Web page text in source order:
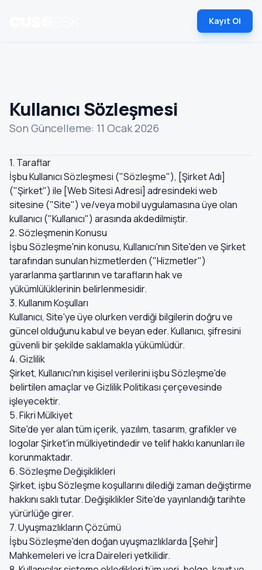
Kayıt Ol
Kullanıcı Sözleşmesi
Son Güncelleme: 11 Ocak 2026
1. Taraflar
İşbu Kullanıcı Sözleşmesi ("Sözleşme"), [Şirket Adı]
("Şirket") ile [Web Sitesi Adresi] adresindeki web
sitesine ("Site") ve/veya mobil uygulamasına üye olan
kullanıcı ("Kullanıcı") arasında akdedilmiştir.
2. Sözleşmenin Konusu
İşbu Sözleşme'nin konusu, Kullanıcı'nın Site'den ve Şirket
tarafından sunulan hizmetlerden ("Hizmetler")
yararlanma şartlarının ve tarafların hak ve
yükümlülüklerinin belirlenmesidir.
3. Kullanım Koşulları
Kullanıcı, Site'ye üye olurken verdiği bilgilerin doğru ve
güncel olduğunu kabul ve beyan eder. Kullanıcı, şifresini
güvenli bir şekilde saklamakla yükümlüdür.
4. Gizlilik
Şirket, Kullanıcı'nın kişisel verilerini işbu Sözleşme'de
belirtilen amaçlar ve Gizlilik Politikası çerçevesinde
işleyecektir.
5. Fikri Mülkiyet
Site'de yer alan tüm içerik, yazılım, tasarım, grafikler ve
logolar Şirket'in mülkiyetindedir ve telif hakkı kanunları ile
korunmaktadır.
6. Sözleşme Değişiklikleri
Şirket, işbu Sözleşme koşullarını dilediği zaman değiştirme
hakkını saklı tutar. Değişiklikler Site'de yayınlandığı tarihte
yürürlüğe girer.
7. Uyuşmazlıkların Çözümü
İşbu Sözleşme'den doğan uyuşmazlıklarda [Şehir]
Mahkemeleri ve İcra Daireleri yetkilidir.